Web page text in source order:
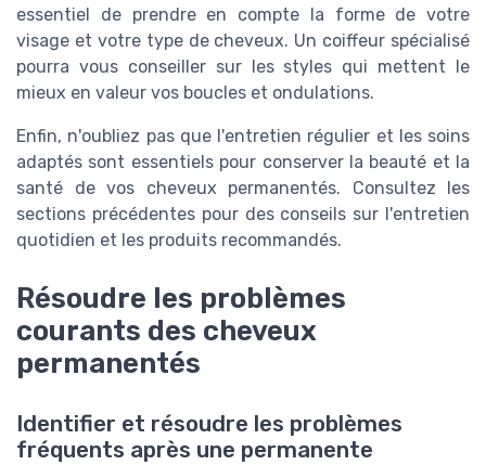
essentiel de prendre en compte la forme de votre
visage et votre type de cheveux. Un coiffeur spécialisé
pourra vous conseiller sur les styles qui mettent le
mieux en valeur vos boucles et ondulations.
Enfin, n'oubliez pas que l'entretien régulier et les soins
adaptés sont essentiels pour conserver la beauté et la
santé de vos cheveux permanentés. Consultez les
sections précédentes pour des conseils sur l'entretien
quotidien et les produits recommandés.
Résoudre les problèmes
courants des cheveux
permanentés
Identifier et résoudre les problèmes
fréquents après une permanente